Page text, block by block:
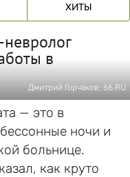
ХИТЫ
в
Дмитрий Горчаков; 66.RU
— это в
ночи и
больнице.
как круто